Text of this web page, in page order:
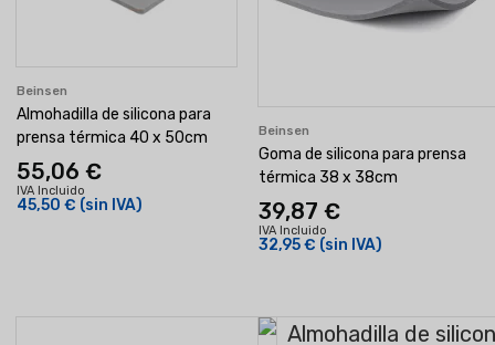
Beinsen
Almohadilla de silicona para
prensa térmica 40 x 50cm
55,06 €
IVA Incluido
45,50 € (sin IVA)
Beinsen
Goma de silicona para prensa
térmica 38 x 38cm
39,87 €
IVA Incluido
32,95 € (sin IVA)